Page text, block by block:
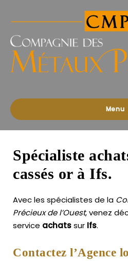
des
Précieux
l'Ouest
Menu
Spécialiste
cassés or à Ifs.
Avec les spécialistes de la
Précieux de l’Ouest, venez
service achatssur Ifs.
Contactez l’Agence